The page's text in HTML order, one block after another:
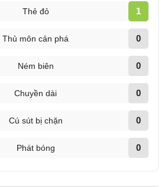
Thẻ đỏ 1
Thủ môn cản phá 0
Ném biên 0
Chuyền dài 0
Cú sút bị chặn 0
Phát bóng 0